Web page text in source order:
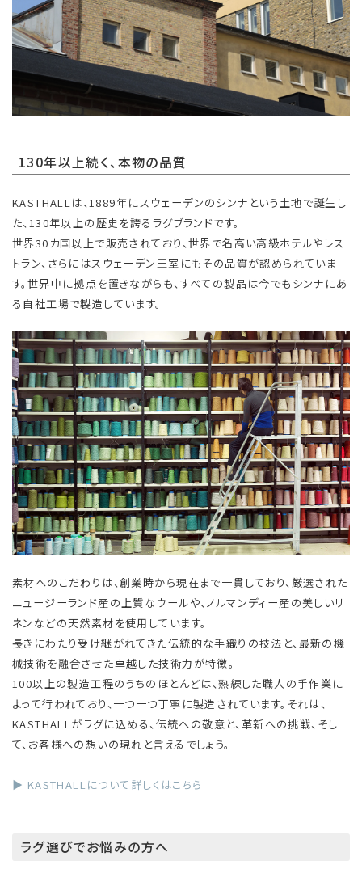
130年以上続く、本物の品質
KASTHALLは、1889年にスウェーデンのシンナという土地で誕生し
た、130年以上の歴史を誇るラグブランドです。
世界30カ国以上で販売されており、世界で名高い高級ホテルやレス
トラン、さらにはスウェーデン王室にもその品質が認められていま
す。世界中に拠点を置きながらも、すべての製品は今でもシンナにあ
る自社工場で製造しています。
素材へのこだわりは、創業時から現在まで一貫しており、厳選された
ニュージーランド産の上質なウールや、ノルマンディー産の美しいリ
ネンなどの天然素材を使用しています。
長きにわたり受け継がれてきた伝統的な手織りの技法と、最新の機
械技術を融合させた卓越した技術力が特徴。
100以上の製造工程のうちのほとんどは、熟練した職人の手作業に
よって行われており、一つ一つ丁寧に製造されています。それは、
KASTHALLがラグに込める、伝統への敬意と、革新への挑戦、そし
て、お客様への想いの現れと言えるでしょう。
▶ KASTHALLについて詳しくはこちら
ラグ選びでお悩みの方へ